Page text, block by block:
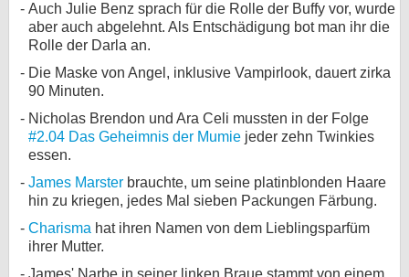
Auch Julie Benz sprach für die Rolle der Buffy vor, wurde
aber auch abgelehnt. Als Entschädigung bot man ihr die
Rolle der Darla an.
Die Maske von Angel, inklusive Vampirlook, dauert zirka
90 Minuten.
Nicholas Brendon und Ara Celi mussten in der Folge
#2.04 Das Geheimnis der Mumie jeder zehn Twinkies
essen.
James Marster brauchte, um seine platinblonden Haare
hin zu kriegen, jedes Mal sieben Packungen Färbung.
Charisma hat ihren Namen von dem Lieblingsparfüm
ihrer Mutter.
James' Narbe in seiner linken Braue stammt von einem